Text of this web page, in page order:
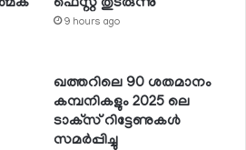
9 hours ago
ഖത്തറിലെ 90 ശതമാനം
കമ്പനികളും 2025 ലെ
ടാക്‌സ് റിട്ടേണുകള്‍
സമര്‍പ്പിച്ചു